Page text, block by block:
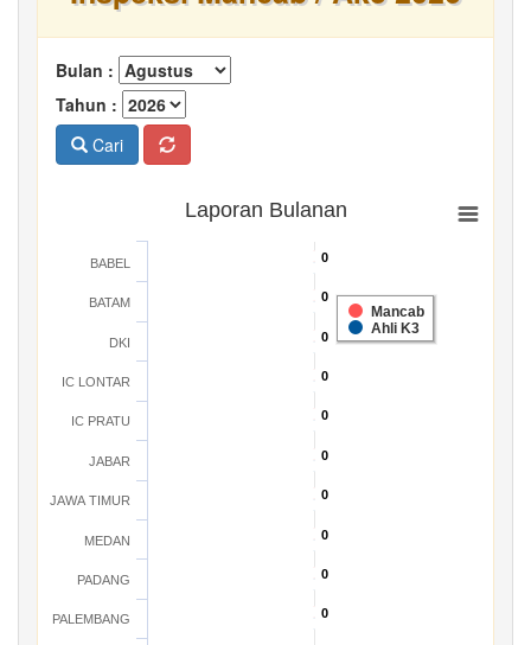
Bulan :
Tahun :
Cari
Laporan Bulanan
0
0
0
0
0
0
0
0
0
0
0
0
0
0
0
0
0
0
0
0
Mancab
Ahli K3
BABEL
BATAM
DKI
IC LONTAR
IC PRATU
JABAR
JAWA TIMUR
MEDAN
PADANG
PALEMBANG